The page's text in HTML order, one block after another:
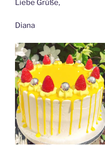
Liebe Grüße,
Diana